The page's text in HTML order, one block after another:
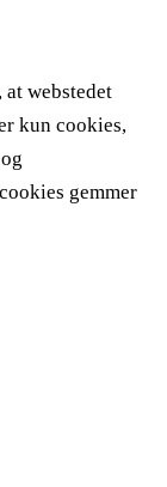
webstedet
kun cookies,
gemmer